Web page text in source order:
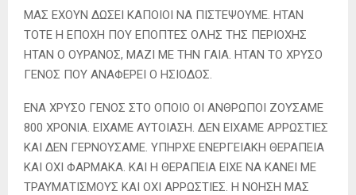
ΜΑΣ ΕΧΟΥΝ ΔΩΣΕΙ ΚΑΠΟΙΟΙ ΝΑ ΠΙΣΤΕΨΟΥΜΕ. ΗΤΑΝ
ΤΟΤΕ Η ΕΠΟΧΗ ΠΟΥ ΕΠΟΠΤΕΣ ΟΛΗΣ ΤΗΣ ΠΕΡΙΟΧΗΣ
ΗΤΑΝ Ο ΟΥΡΑΝΟΣ, ΜΑΖΙ ΜΕ ΤΗΝ ΓΑΙΑ. ΗΤΑΝ ΤΟ ΧΡΥΣΟ
ΓΕΝΟΣ ΠΟΥ ΑΝΑΦΕΡΕΙ Ο ΗΣΙΟΔΟΣ.
ΕΝΑ ΧΡΥΣΟ ΓΕΝΟΣ ΣΤΟ ΟΠΟΙΟ ΟΙ ΑΝΘΡΩΠΟΙ ΖΟΥΣΑΜΕ
800 ΧΡΟΝΙΑ. ΕΙΧΑΜΕ ΑΥΤΟΙΑΣΗ. ΔΕΝ ΕΙΧΑΜΕ ΑΡΡΩΣΤΙΕΣ
ΚΑΙ ΔΕΝ ΓΕΡΝΟΥΣΑΜΕ. ΥΠΗΡΧΕ ΕΝΕΡΓΕΙΑΚΗ ΘΕΡΑΠΕΙΑ
ΚΑΙ ΟΧΙ ΦΑΡΜΑΚΑ. ΚΑΙ Η ΘΕΡΑΠΕΙΑ ΕΙΧΕ ΝΑ ΚΑΝΕΙ ΜΕ
ΤΡΑΥΜΑΤΙΣΜΟΥΣ ΚΑΙ ΟΧΙ ΑΡΡΩΣΤΙΕΣ. Η ΝΟΗΣΗ ΜΑΣ